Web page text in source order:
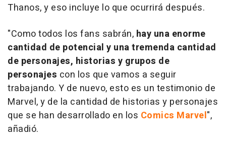
Thanos, y eso incluye lo que ocurrirá después.
"Como todos los fans sabrán, hay una enorme
cantidad de potencial y una tremenda cantidad
de personajes, historias y grupos de
personajes con los que vamos a seguir
trabajando. Y de nuevo, esto es un testimonio de
Marvel, y de la cantidad de historias y personajes
que se han desarrollado en los Comics Marvel",
añadió.